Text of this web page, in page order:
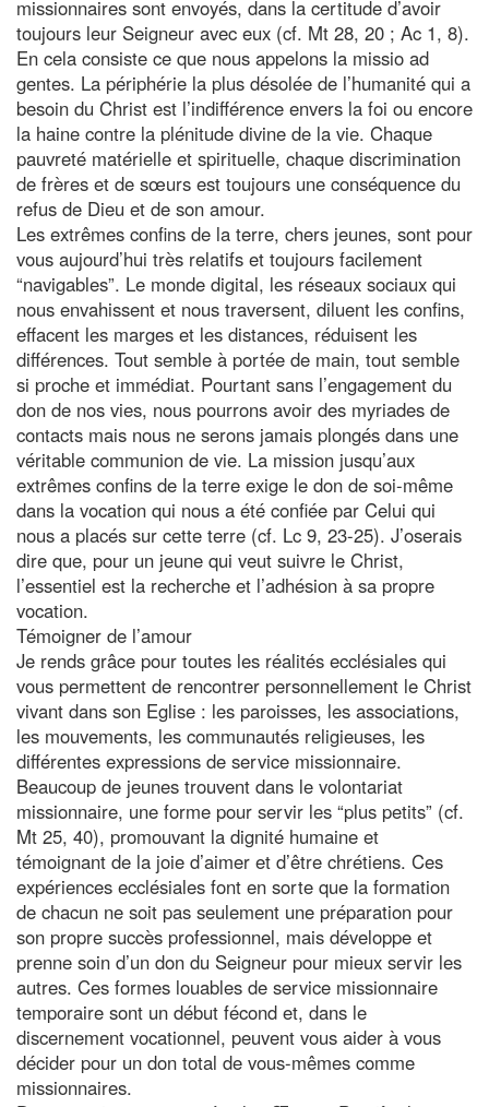
missionnaires sont envoyés, dans la certitude d’avoir
toujours leur Seigneur avec eux (cf. Mt 28, 20 ; Ac 1, 8).
En cela consiste ce que nous appelons la missio ad
gentes. La périphérie la plus désolée de l’humanité qui a
besoin du Christ est l’indifférence envers la foi ou encore
la haine contre la plénitude divine de la vie. Chaque
pauvreté matérielle et spirituelle, chaque discrimination
de frères et de sœurs est toujours une conséquence du
refus de Dieu et de son amour.
Les extrêmes confins de la terre, chers jeunes, sont pour
vous aujourd’hui très relatifs et toujours facilement
“navigables”. Le monde digital, les réseaux sociaux qui
nous envahissent et nous traversent, diluent les confins,
effacent les marges et les distances, réduisent les
différences. Tout semble à portée de main, tout semble
si proche et immédiat. Pourtant sans l’engagement du
don de nos vies, nous pourrons avoir des myriades de
contacts mais nous ne serons jamais plongés dans une
véritable communion de vie. La mission jusqu’aux
extrêmes confins de la terre exige le don de soi-même
dans la vocation qui nous a été confiée par Celui qui
nous a placés sur cette terre (cf. Lc 9, 23-25). J’oserais
dire que, pour un jeune qui veut suivre le Christ,
l’essentiel est la recherche et l’adhésion à sa propre
vocation.
Témoigner de l’amour
Je rends grâce pour toutes les réalités ecclésiales qui
vous permettent de rencontrer personnellement le Christ
vivant dans son Eglise : les paroisses, les associations,
les mouvements, les communautés religieuses, les
différentes expressions de service missionnaire.
Beaucoup de jeunes trouvent dans le volontariat
missionnaire, une forme pour servir les “plus petits” (cf.
Mt 25, 40), promouvant la dignité humaine et
témoignant de la joie d’aimer et d’être chrétiens. Ces
expériences ecclésiales font en sorte que la formation
de chacun ne soit pas seulement une préparation pour
son propre succès professionnel, mais développe et
prenne soin d’un don du Seigneur pour mieux servir les
autres. Ces formes louables de service missionnaire
temporaire sont un début fécond et, dans le
discernement vocationnel, peuvent vous aider à vous
décider pour un don total de vous-mêmes comme
missionnaires.